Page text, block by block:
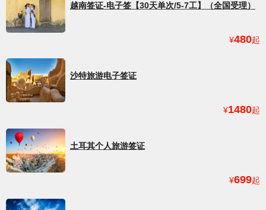
越南签证-电子签【30天单次/5-7工】（全国受理）
¥480起
沙特旅游电子签证
¥1480起
土耳其个人旅游签证
¥699起